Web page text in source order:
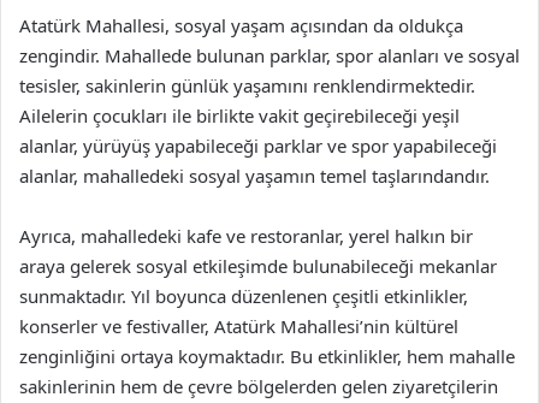
Atatürk Mahallesi, sosyal yaşam açısından da oldukça
zengindir. Mahallede bulunan parklar, spor alanları ve sosyal
tesisler, sakinlerin günlük yaşamını renklendirmektedir.
Ailelerin çocukları ile birlikte vakit geçirebileceği yeşil
alanlar, yürüyüş yapabileceği parklar ve spor yapabileceği
alanlar, mahalledeki sosyal yaşamın temel taşlarındandır.
Ayrıca, mahalledeki kafe ve restoranlar, yerel halkın bir
araya gelerek sosyal etkileşimde bulunabileceği mekanlar
sunmaktadır. Yıl boyunca düzenlenen çeşitli etkinlikler,
konserler ve festivaller, Atatürk Mahallesi’nin kültürel
zenginliğini ortaya koymaktadır. Bu etkinlikler, hem mahalle
sakinlerinin hem de çevre bölgelerden gelen ziyaretçilerin